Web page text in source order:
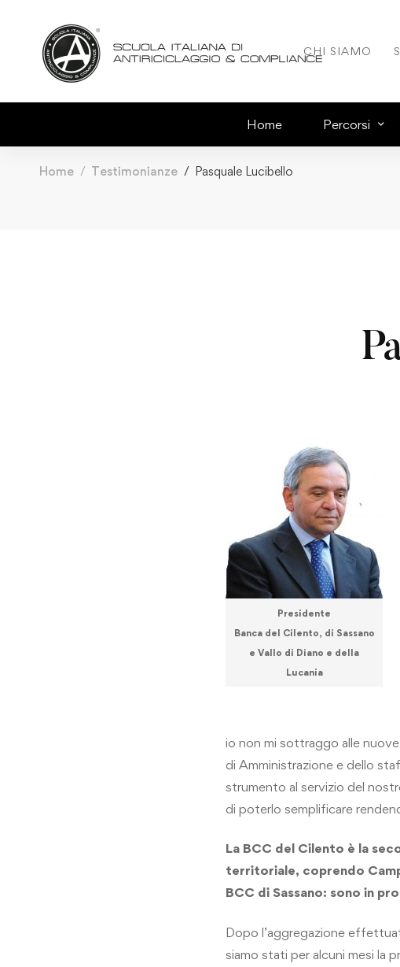
CHI SIAMO
Home Percorsi
Home Testimonianze Pasquale Lucibello
Presidente
Banca del Cilento, di Sassano
e Vallo di Diano e della
Lucania
io non mi sottraggo alle
di Amministrazione e dello
strumento al servizio del
di poterlo semplificare
La BCC del Cilento è la
territoriale, coprendo
BCC di Sassano: sono in
Dopo l’aggregazione
siamo stati per alcuni mesi la